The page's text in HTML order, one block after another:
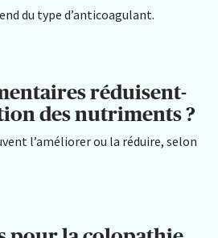
du type d’anticoagulant.
réduisent-
des nutriments ?
l’améliorer ou la réduire, selon